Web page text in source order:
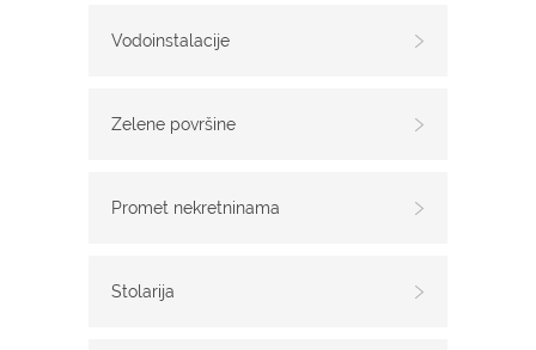
Vodoinstalacije
Zelene površine
Promet nekretninama
Stolarija